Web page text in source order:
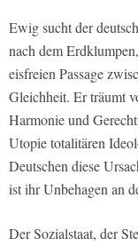
Ewig sucht der
nach dem
eisfreien Passage
Gleichheit. Er träumt
Harmonie und
Utopie totalitären
Deutschen diese
ist ihr Unbehagen an
Der Sozialstaat, der